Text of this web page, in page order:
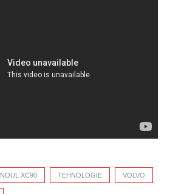
NOUL XC90 TEHNOLOGIE VOLVO